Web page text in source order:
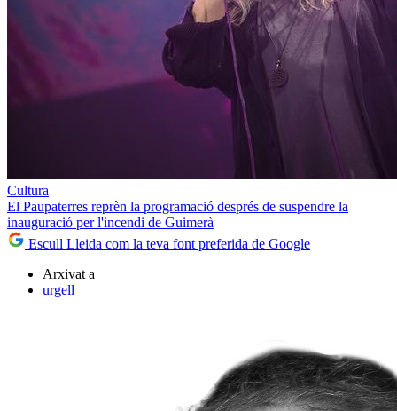
Cultura
El Paupaterres reprèn la programació després de suspendre la
inauguració per l'incendi de Guimerà
Escull Lleida com la teva font preferida de Google
Arxivat a
urgell